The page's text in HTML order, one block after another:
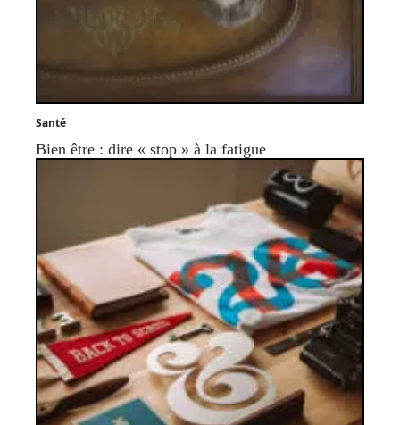
Santé
Bien être : dire « stop » à la fatigue